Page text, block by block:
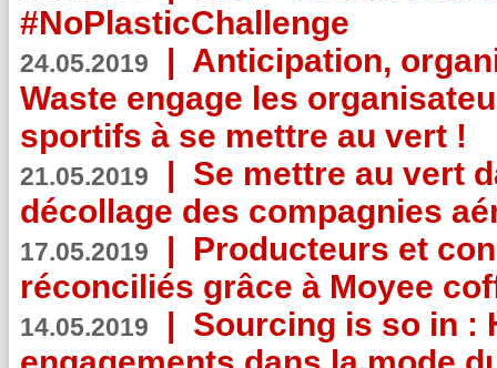
#NoPlasticChallenge
24.05.2019 | Anticipation,
Waste engage les
sportifs à se mettre au vert !
21.05.2019 | Se mettre au vert
décollage des compagnies
17.05.2019 | Producteurs et
réconciliés grâce à Moyee
14.05.2019 | Sourcing is so in :